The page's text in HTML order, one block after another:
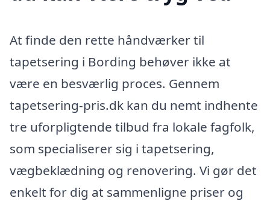
At finde den rette håndværker til
tapetsering i Bording behøver ikke at
være en besværlig proces. Gennem
tapetsering-pris.dk kan du nemt indhente
tre uforpligtende tilbud fra lokale fagfolk,
som specialiserer sig i tapetsering,
vægbeklædning og renovering. Vi gør det
enkelt for dig at sammenligne priser og